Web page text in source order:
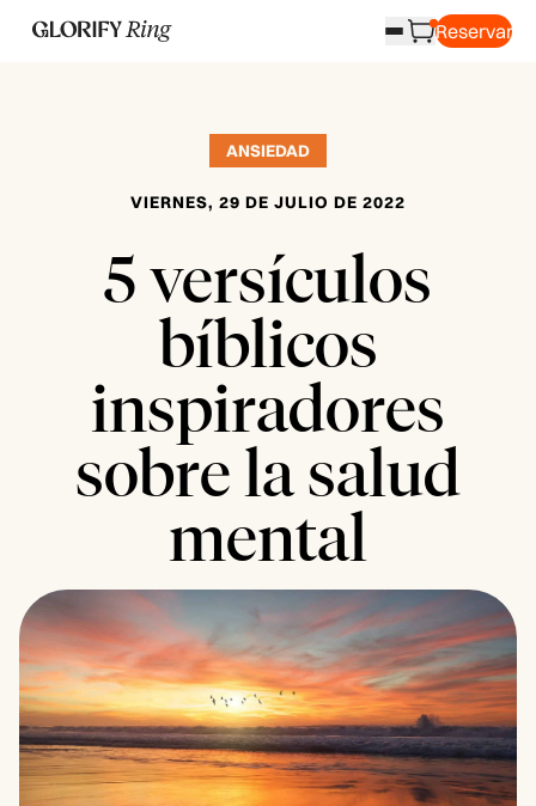
Reservar
ANSIEDAD
VIERNES, 29 DE JULIO DE 2022
5 versículos
bíblicos
inspiradores
sobre la salud
mental